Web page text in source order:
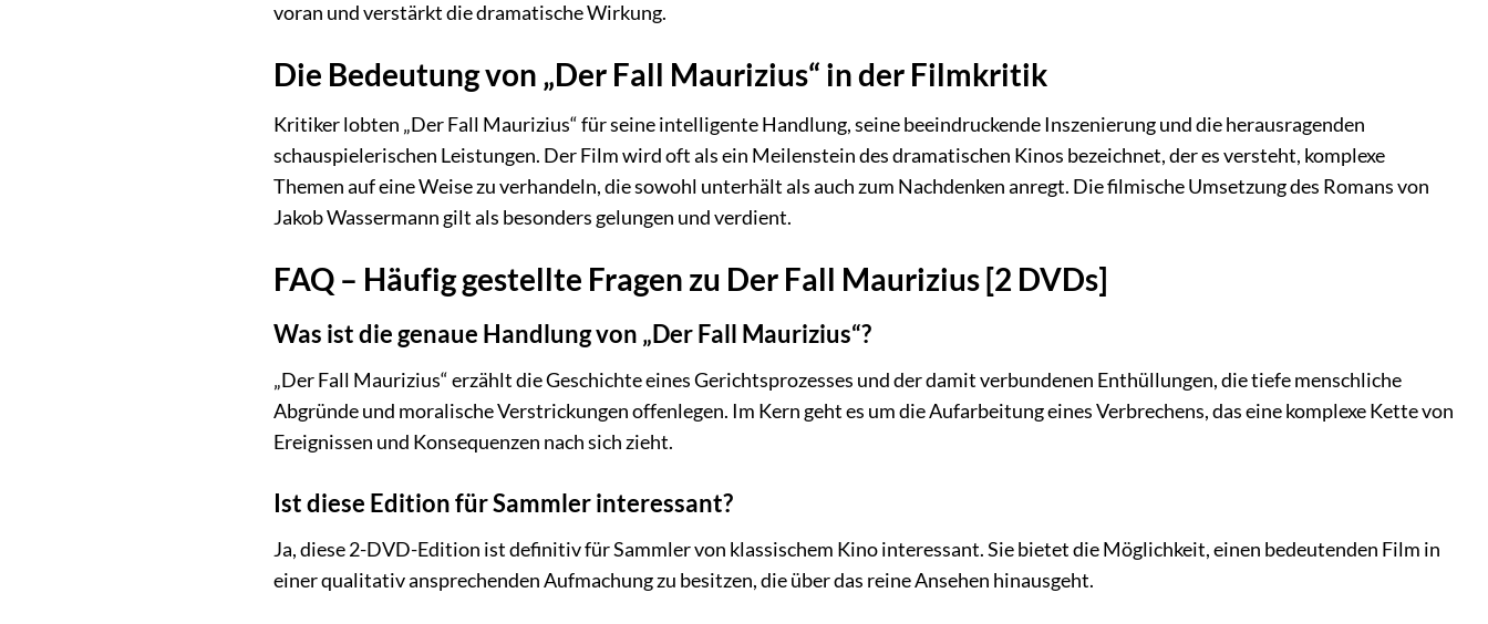
voran und verstärkt die dramatische Wirkung.
Die Bedeutung von „Der Fall Maurizius“ in der Filmkritik
Kritiker lobten „Der Fall Maurizius“ für seine intelligente Handlung, seine beeindruckende Inszenierung und die herausragenden
schauspielerischen Leistungen. Der Film wird oft als ein Meilenstein des dramatischen Kinos bezeichnet, der es versteht, komplexe
Themen auf eine Weise zu verhandeln, die sowohl unterhält als auch zum Nachdenken anregt. Die filmische Umsetzung des Romans von
Jakob Wassermann gilt als besonders gelungen und verdient.
FAQ – Häufig gestellte Fragen zu Der Fall Maurizius [2 DVDs]
Was ist die genaue Handlung von „Der Fall Maurizius“?
„Der Fall Maurizius“ erzählt die Geschichte eines Gerichtsprozesses und der damit verbundenen Enthüllungen, die tiefe menschliche
Abgründe und moralische Verstrickungen offenlegen. Im Kern geht es um die Aufarbeitung eines Verbrechens, das eine komplexe Kette von
Ereignissen und Konsequenzen nach sich zieht.
Ist diese Edition für Sammler interessant?
Ja, diese 2-DVD-Edition ist definitiv für Sammler von klassischem Kino interessant. Sie bietet die Möglichkeit, einen bedeutenden Film in
einer qualitativ ansprechenden Aufmachung zu besitzen, die über das reine Ansehen hinausgeht.